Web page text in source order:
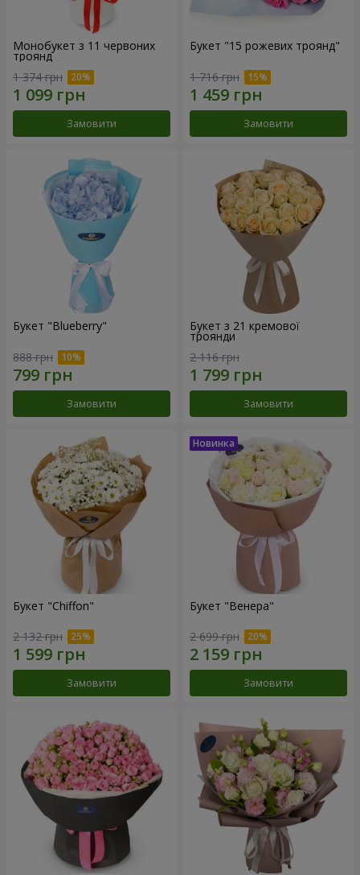
Монобукет з 11 червоних
троянд
1 374 грн
Замовити
Букет "15 рожевих троянд"
1 716 грн
Замовити
Букет "Blueberry"
888 грн
Замовити
Букет з 21 кремової
троянди
2 116 грн
Замовити
Букет "Chiffon"
2 132 грн
Замовити
Букет "Венера"
2 699 грн
Замовити